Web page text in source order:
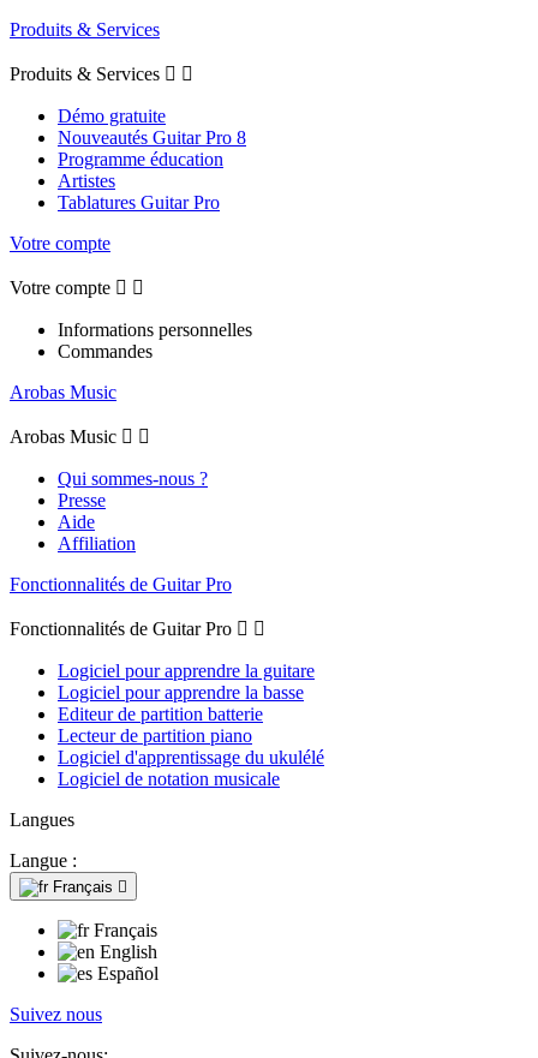
Produits & Services
Produits & Services  
Démo gratuite
Nouveautés Guitar Pro 8
Programme éducation
Artistes
Tablatures Guitar Pro
Votre compte
Votre compte  
Informations personnelles
Commandes
Arobas Music
Arobas Music  
Qui sommes-nous ?
Presse
Aide
Affiliation
Fonctionnalités de Guitar Pro
Fonctionnalités de Guitar Pro  
Logiciel pour apprendre la guitare
Logiciel pour apprendre la basse
Editeur de partition batterie
Lecteur de partition piano
Logiciel d'apprentissage du ukulélé
Logiciel de notation musicale
Langues
Langue :
Français 
Français
English
Español
Suivez nous